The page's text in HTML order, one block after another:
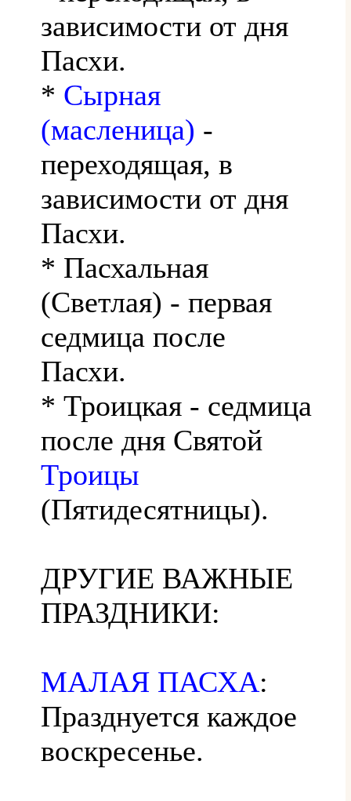
зависимости от дня
Пасхи.
* Сырная
(масленица) -
переходящая, в
зависимости от дня
Пасхи.
* Пасхальная
(Светлая) - первая
седмица после
Пасхи.
* Троицкая - седмица
после дня Святой
Троицы
(Пятидесятницы).
ДРУГИЕ ВАЖНЫЕ
ПРАЗДНИКИ:
МАЛАЯ ПАСХА:
Празднуется каждое
воскресенье.